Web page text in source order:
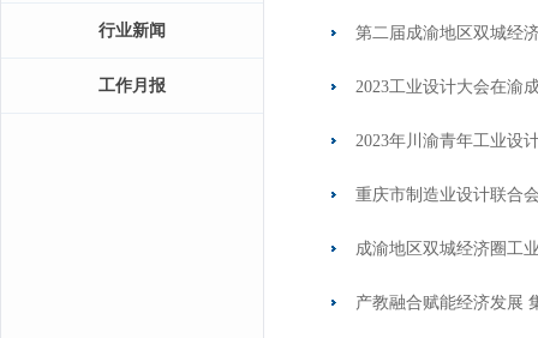
行业新闻
工作月报
第二届成渝地区双城经
2023工业设计大会在渝
2023年川渝青年工业设
重庆市制造业设计联合
成渝地区双城经济圈工
产教融合赋能经济发展